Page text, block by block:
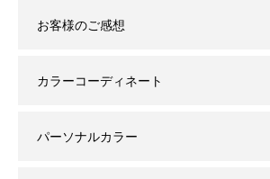
お客様のご感想
カラーコーディネート
パーソナルカラー